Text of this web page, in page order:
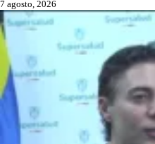
7 agosto, 2026